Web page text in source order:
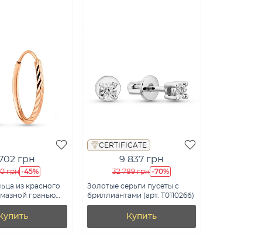
грн
грн -45%
из красного
гранью
CERTIFICATE
9 837 грн
32 789 грн -70%
Золотые серьги пусеты с
бриллиантами (арт. Т011026б)
Купить